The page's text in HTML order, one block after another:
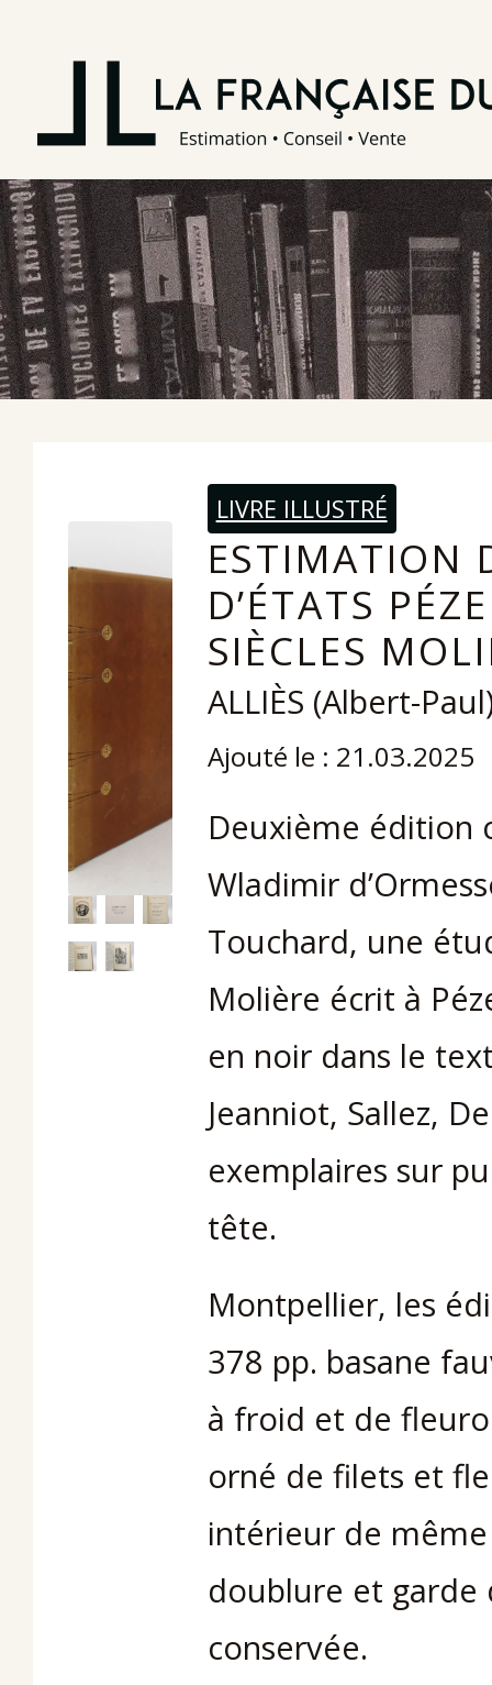
LIVRE ILLUSTRÉ
ESTIMATION
D’ÉTATS
SIÈCLES
ALLIÈS (Albert-
Ajouté le : 21.03.2025
Deuxième édition
Wladimir
Touchard, une
Molière écrit à
en noir dans le
Jeanniot, Sallez,
exemplaires sur
tête.
Montpellier, les
378 pp. basane
à froid et de
orné de filets et
intérieur de
doublure et garde
conservée.